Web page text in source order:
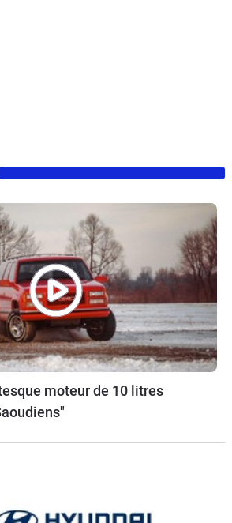
moteur de 10 litres